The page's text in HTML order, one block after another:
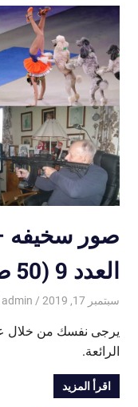
صور سخيفه
العدد 9 (50 صورة)
سبتمبر 17, 2019 admin
يرجى نفسك من خلال
الرائعة.
اقرأ المزيد